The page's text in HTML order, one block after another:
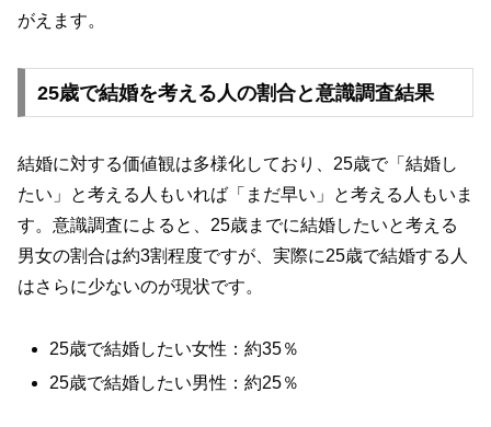
がえます。
25歳で結婚を考える人の割合と意識調査結果
結婚に対する価値観は多様化しており、25歳で「結婚し
たい」と考える人もいれば「まだ早い」と考える人もいま
す。意識調査によると、25歳までに結婚したいと考える
男女の割合は約3割程度ですが、実際に25歳で結婚する人
はさらに少ないのが現状です。
25歳で結婚したい女性：約35％
25歳で結婚したい男性：約25％